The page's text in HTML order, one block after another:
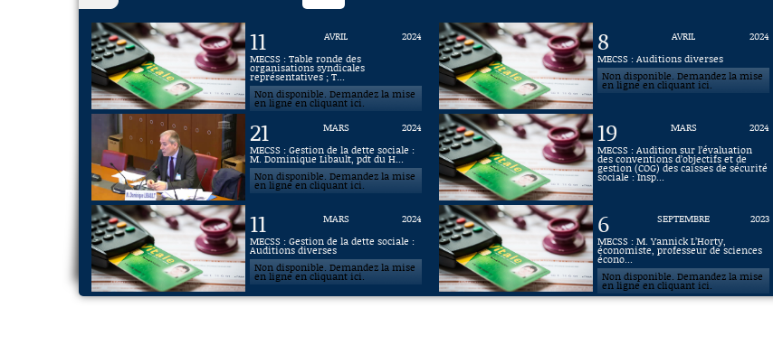
11 AVRIL
2024
MECSS : Table ronde des
organisations syndicales
représentatives ; T...
Non disponible. Demandez la mise
en ligne en cliquant ici.
8 AVRIL
2024
MECSS : Auditions diverses
Non disponible. Demandez la mise
en ligne en cliquant ici.
21 MARS
2024
MECSS : Gestion de la dette sociale :
M. Dominique Libault, pdt du H...
Non disponible. Demandez la mise
en ligne en cliquant ici.
19 MARS
2024
MECSS : Audition sur l’évaluation
des conventions d’objectifs et de
gestion (COG) des caisses de sécurité
sociale : Insp...
11 MARS
2024
MECSS : Gestion de la dette sociale :
Auditions diverses
Non disponible. Demandez la mise
en ligne en cliquant ici.
6 SEPTEMBRE
2023
MECSS : M. Yannick L’Horty,
économiste, professeur de sciences
écono...
Non disponible. Demandez la mise
en ligne en cliquant ici.